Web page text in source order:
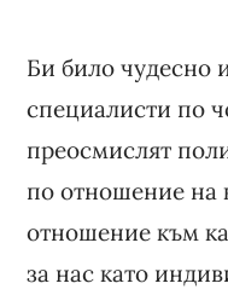
Би било чудесно
специалисти по
преосмислят
по отношение на
отношение към
за нас като